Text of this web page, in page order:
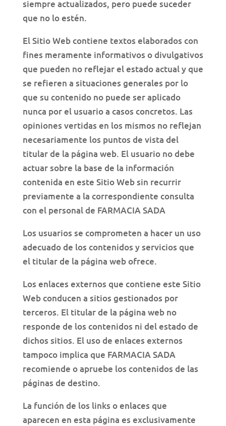
siempre actualizados, pero puede suceder
que no lo estén.
El Sitio Web contiene textos elaborados con
fines meramente informativos o divulgativos
que pueden no reflejar el estado actual y que
se refieren a situaciones generales por lo
que su contenido no puede ser aplicado
nunca por el usuario a casos concretos. Las
opiniones vertidas en los mismos no reflejan
necesariamente los puntos de vista del
titular de la página web. El usuario no debe
actuar sobre la base de la información
contenida en este Sitio Web sin recurrir
previamente a la correspondiente consulta
con el personal de FARMACIA SADA
Los usuarios se comprometen a hacer un uso
adecuado de los contenidos y servicios que
el titular de la página web ofrece.
Los enlaces externos que contiene este Sitio
Web conducen a sitios gestionados por
terceros. El titular de la página web no
responde de los contenidos ni del estado de
dichos sitios. El uso de enlaces externos
tampoco implica que FARMACIA SADA
recomiende o apruebe los contenidos de las
páginas de destino.
La función de los links o enlaces que
aparecen en esta página es exclusivamente